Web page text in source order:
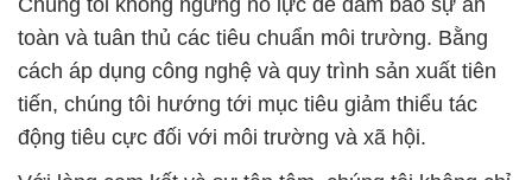
Chúng tôi không ngừng nỗ lực để đảm bảo sự an
toàn và tuân thủ các tiêu chuẩn môi trường. Bằng
cách áp dụng công nghệ và quy trình sản xuất tiên
tiến, chúng tôi hướng tới mục tiêu giảm thiểu tác
động tiêu cực đối với môi trường và xã hội.